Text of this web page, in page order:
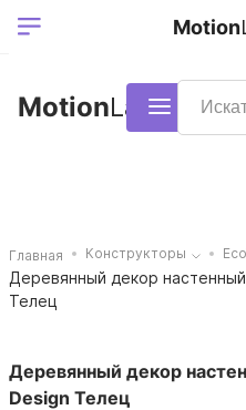
Ваш регион
Выберите ваш
MotionLamps Каталог
Motion
Главная Конструкторы
Деревянный декор
Телец
Деревянный декор
Design Телец